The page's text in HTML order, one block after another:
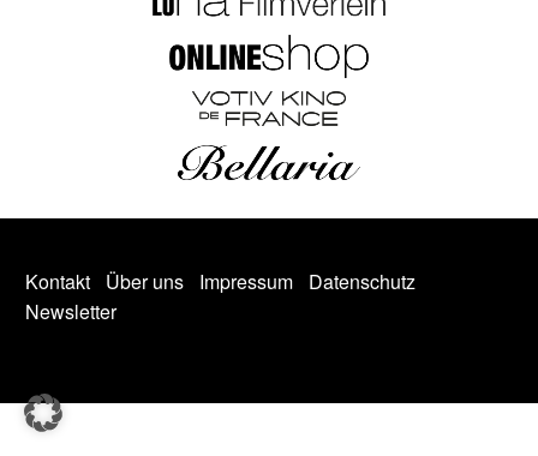
Kontakt Über uns Impressum
Datenschutz
Newsletter